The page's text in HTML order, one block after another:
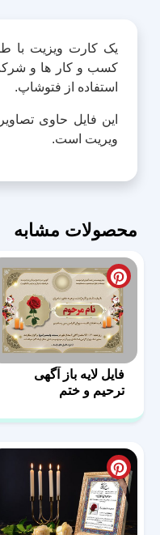
یک کارت ویزیت با
کسب و کار ها و شرکت
استفاده از فتوشاپ.
ویریت است.
محصولات مشابه
فایل لایه باز آگهی
ترحیم و ختم